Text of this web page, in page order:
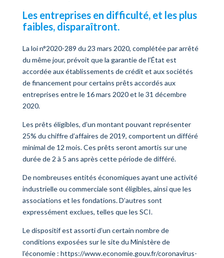
Les entreprises en difficulté, et les plus
faibles, disparaîtront.
La loi n°2020-289 du 23 mars 2020, complétée par arrêté
du même jour, prévoit que la garantie de l’État est
accordée aux établissements de crédit et aux sociétés
de financement pour certains prêts accordés aux
entreprises entre le 16 mars 2020 et le 31 décembre
2020.
Les prêts éligibles, d’un montant pouvant représenter
25% du chiffre d’affaires de 2019, comportent un différé
minimal de 12 mois. Ces prêts seront amortis sur une
durée de 2 à 5 ans après cette période de différé.
De nombreuses entités économiques ayant une activité
industrielle ou commerciale sont éligibles, ainsi que les
associations et les fondations. D’autres sont
expressément exclues, telles que les SCI.
Le dispositif est assorti d’un certain nombre de
conditions exposées sur le site du Ministère de
l’économie : https://www.economie.gouv.fr/coronavirus-